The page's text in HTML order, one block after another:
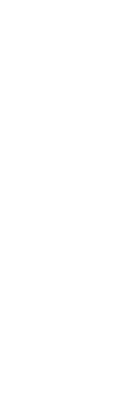
e per gli
del successo del